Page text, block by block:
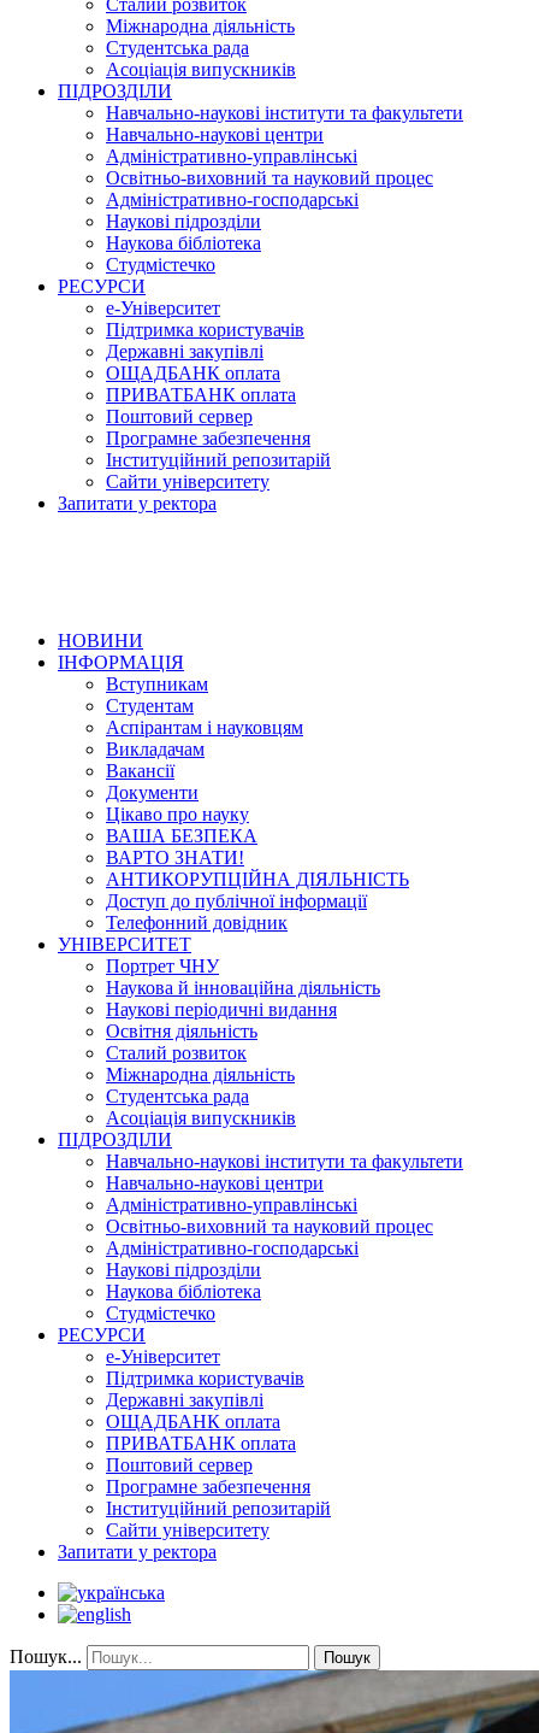
Міжнародна діяльність
Студентська рада
Асоціація випускників
ПІДРОЗДІЛИ
Навчально-наукові інститути та факультети
Навчально-наукові центри
Адміністративно-управлінські
Освітньо-виховний та науковий процес
Адміністративно-господарські
Наукові підрозділи
Наукова бібліотека
Студмістечко
РЕСУРСИ
е-Університет
Підтримка користувачів
Державні закупівлі
ОЩАДБАНК оплата
ПРИВАТБАНК оплата
Поштовий сервер
Програмне забезпечення
Інституційний репозитарій
Сайти університету
Запитати у ректора
НОВИНИ
ІНФОРМАЦІЯ
Вступникам
Студентам
Аспірантам і науковцям
Викладачам
Вакансії
Документи
Цікаво про науку
ВАША БЕЗПЕКА
ВАРТО ЗНАТИ!
АНТИКОРУПЦІЙНА ДІЯЛЬНІСТЬ
Доступ до публічної інформації
Телефонний довідник
УНІВЕРСИТЕТ
Портрет ЧНУ
Наукова й інноваційна діяльність
Наукові періодичні видання
Освітня діяльність
Сталий розвиток
Міжнародна діяльність
Студентська рада
Асоціація випускників
ПІДРОЗДІЛИ
Навчально-наукові інститути та факультети
Навчально-наукові центри
Адміністративно-управлінські
Освітньо-виховний та науковий процес
Адміністративно-господарські
Наукові підрозділи
Наукова бібліотека
Студмістечко
РЕСУРСИ
е-Університет
Підтримка користувачів
Державні закупівлі
ОЩАДБАНК оплата
ПРИВАТБАНК оплата
Поштовий сервер
Програмне забезпечення
Інституційний репозитарій
Сайти університету
Запитати у ректора
Пошук... Пошук